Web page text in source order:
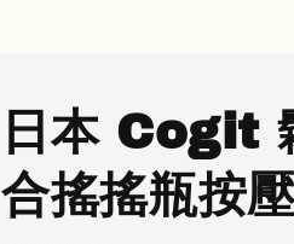
日本 Cogit
合搖搖瓶按